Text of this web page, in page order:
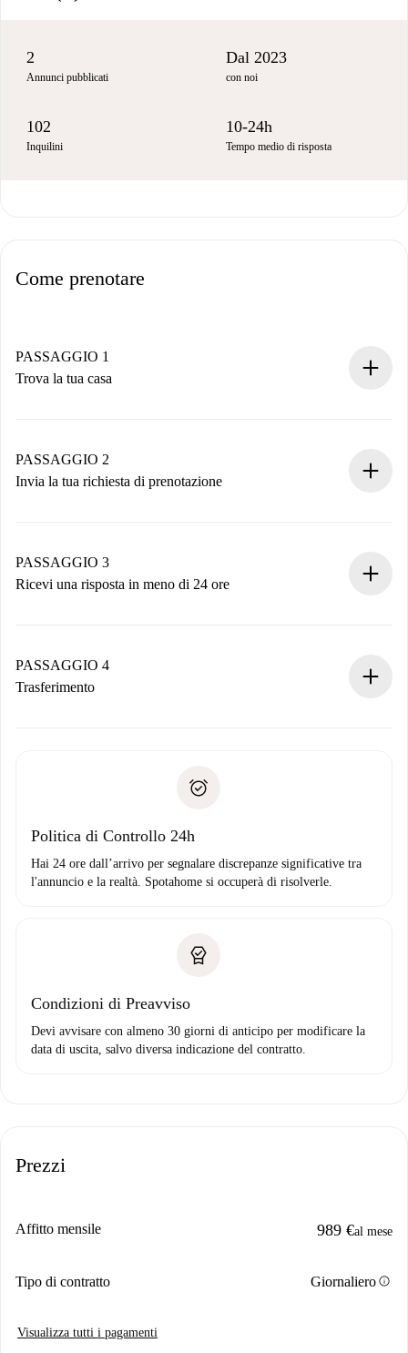
2
Annunci pubblicati
Dal 2023
con noi
102
Inquilini
10-24h
Tempo medio di risposta
Come prenotare
PASSAGGIO 1
Trova la tua casa
Hai tutte le informazioni necessarie in anticipo.
PASSAGGIO 2
Invia la tua richiesta di prenotazione
non accetta.
PASSAGGIO 3
Ricevi una risposta in meno di 24 ore
contatto con il proprietario.
Se rifiutata: non ti addebiteremo nulla e ti proporremo
Domiciliazione del pagamento
PASSAGGIO 4
Trasferimento
solo se non segnali problemi.
Politica di Controllo 24h
Hai 24 ore dall’arrivo per segnalare discrepanze significative tra
l'annuncio e la realtà. Spotahome si occuperà di risolverle.
Condizioni di Preavviso
Devi avvisare con almeno 30 giorni di anticipo per modificare la
data di uscita, salvo diversa indicazione del contratto.
Prezzi
Affitto mensile 989 €al mese
Tipo di contratto Giornalieroinfo
Visualizza tutti i pagamenti